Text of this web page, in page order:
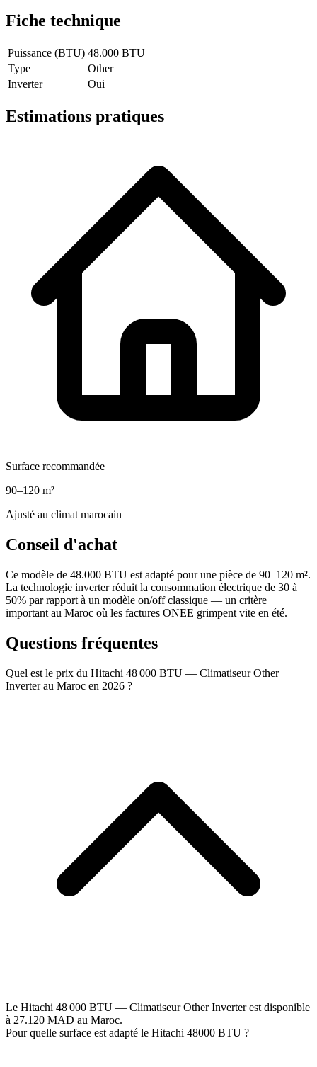
Fiche technique
Puissance (BTU) 48.000 BTU
Type
Other
Inverter
Oui
Estimations pratiques
Surface recommandée
90–120 m²
Ajusté au climat marocain
Conseil d'achat
Ce modèle de 48.000 BTU est adapté pour une pièce de 90–120 m².
La technologie inverter réduit la consommation électrique de 30 à
50% par rapport à un modèle on/off classique — un critère
important au Maroc où les factures ONEE grimpent vite en été.
Questions fréquentes
Quel est le prix du Hitachi 48 000 BTU — Climatiseur Other
Inverter au Maroc en 2026 ?
Le Hitachi 48 000 BTU — Climatiseur Other Inverter est disponible
à 27.120 MAD au Maroc.
Pour quelle surface est adapté le Hitachi 48000 BTU ?